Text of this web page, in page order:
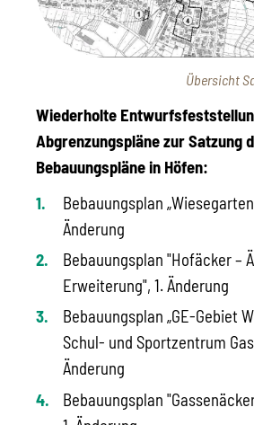
Übersicht
Wiederholte
Abgrenzungspläne zur Satzung
Bebauungspläne in Höfen:
Bebauungsplan
Änderung
Bebauungsplan "Hofäcker –
Erweiterung", 1. Änderung
Bebauungsplan „GE-Gebiet
Schul- und Sportzentrum
Änderung
Bebauungsplan